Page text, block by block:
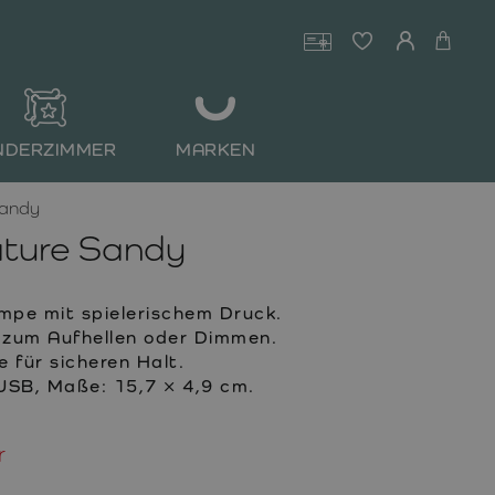
MARKEN
Sandy
mit spielerischem Druck.
Aufhellen oder Dimmen.
für sicheren Halt.
Maße: 15,7 × 4,9 cm.